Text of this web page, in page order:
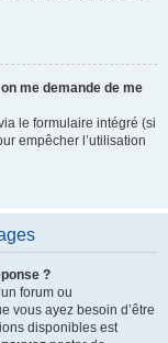
me demande de me
le formulaire intégré (si
empêcher l’utilisation
?
forum ou
vous ayez besoin d’être
disponibles est